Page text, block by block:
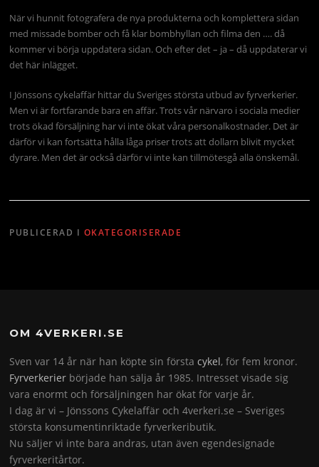
När vi hunnit fotografera de nya produkterna och komplettera sidan
med missade bomber och få klar bombhyllan och filma den …. då
kommer vi börja uppdatera sidan. Och efter det – ja – då uppdaterar vi
det här inlägget.
I Jönssons cykelaffär hittar du Sveriges största utbud av fyrverkerier.
Men vi är fortfarande bara en affär. Trots vår närvaro i sociala medier
trots ökad försäljning har vi inte ökat våra personalkostnader. Det är
därför vi kan fortsätta hålla låga priser trots att dollarn blivit mycket
dyrare. Men det är också därför vi inte kan tillmötesgå alla önskemål.
PUBLICERAD I OKATEGORISERADE
OM 4VERKERI.SE
Sven var 14 år när han köpte sin förstacykel, för fem kronor.
Fyrverkerier började han sälja år 1985. Intresset visade sig
vara enormt och försäljningen har ökat för varje år.
I dag är vi – Jönssons Cykelaffär och 4verkeri.se – Sveriges
största konsumentinriktade fyrverkeributik.
Nu säljer vi inte bara andras, utan även egendesignade
fyrverkeritårtor.